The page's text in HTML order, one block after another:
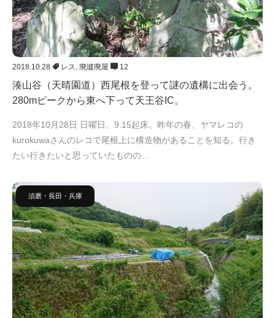
2018.10.28 レス, 廃墟廃屋 12
湊山谷（天晴園道）西尾根を登って謎の遺構に出会う。
280mピークから東へ下って天王谷IC。
2018年10月28日 日曜日。9:15起床。昨年の春、ヤマレコの
kurokuwaさんのレコで尾根上に構造物があることを知る。行き
たい行きたいと思っていたものの…
須磨・長田・兵庫